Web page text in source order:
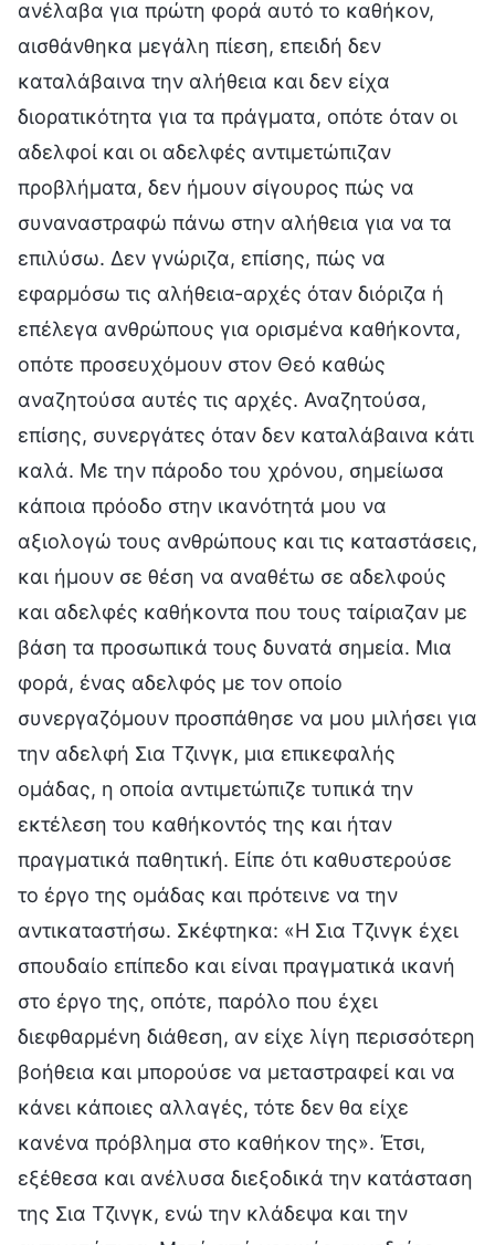
ανέλαβα για πρώτη φορά αυτό το καθήκον,
αισθάνθηκα μεγάλη πίεση, επειδή δεν
καταλάβαινα την αλήθεια και δεν είχα
διορατικότητα για τα πράγματα, οπότε όταν οι
αδελφοί και οι αδελφές αντιμετώπιζαν
προβλήματα, δεν ήμουν σίγουρος πώς να
συναναστραφώ πάνω στην αλήθεια για να τα
επιλύσω. Δεν γνώριζα, επίσης, πώς να
εφαρμόσω τις αλήθεια-αρχές όταν διόριζα ή
επέλεγα ανθρώπους για ορισμένα καθήκοντα,
οπότε προσευχόμουν στον Θεό καθώς
αναζητούσα αυτές τις αρχές. Αναζητούσα,
επίσης, συνεργάτες όταν δεν καταλάβαινα κάτι
καλά. Με την πάροδο του χρόνου, σημείωσα
κάποια πρόοδο στην ικανότητά μου να
αξιολογώ τους ανθρώπους και τις καταστάσεις,
και ήμουν σε θέση να αναθέτω σε αδελφούς
και αδελφές καθήκοντα που τους ταίριαζαν με
βάση τα προσωπικά τους δυνατά σημεία. Μια
φορά, ένας αδελφός με τον οποίο
συνεργαζόμουν προσπάθησε να μου μιλήσει για
την αδελφή Σια Τζινγκ, μια επικεφαλής
ομάδας, η οποία αντιμετώπιζε τυπικά την
εκτέλεση του καθήκοντός της και ήταν
πραγματικά παθητική. Είπε ότι καθυστερούσε
το έργο της ομάδας και πρότεινε να την
αντικαταστήσω. Σκέφτηκα: «Η Σια Τζινγκ έχει
σπουδαίο επίπεδο και είναι πραγματικά ικανή
στο έργο της, οπότε, παρόλο που έχει
διεφθαρμένη διάθεση, αν είχε λίγη περισσότερη
βοήθεια και μπορούσε να μεταστραφεί και να
κάνει κάποιες αλλαγές, τότε δεν θα είχε
κανένα πρόβλημα στο καθήκον της». Έτσι,
εξέθεσα και ανέλυσα διεξοδικά την κατάσταση
της Σια Τζινγκ, ενώ την κλάδεψα και την